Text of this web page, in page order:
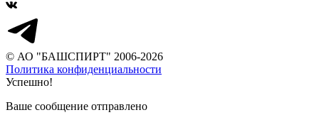
© АО "БАШСПИРТ" 2006-2026
Политика конфиденциальности
Успешно!
Ваше сообщение отправлено